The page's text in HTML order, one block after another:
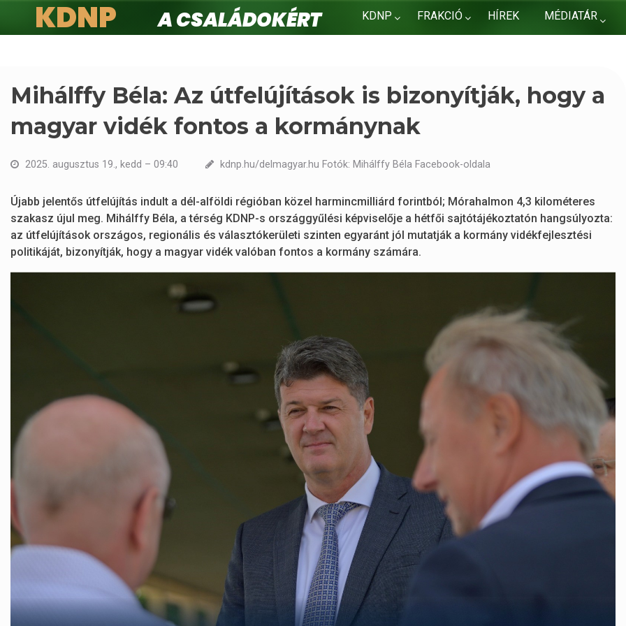
KDNP FRAKCIÓ HÍREK MÉDIATÁR
KDNP
A családokért.
Mihálffy Béla: Az útfelújítások is bizonyítják, hogy a
magyar vidék fontos a kormánynak
2025. augusztus 19., kedd – 09:40 kdnp.hu/delmagyar.hu Fotók: Mihálffy Béla Facebook-oldala
Újabb jelentős útfelújítás indult a dél-alföldi régióban közel harmincmilliárd forintból; Mórahalmon 4,3 kilométeres
szakasz újul meg. Mihálffy Béla, a térség KDNP-s országgyűlési képviselője a hétfői sajtótájékoztatón hangsúlyozta:
az útfelújítások országos, regionális és választókerületi szinten egyaránt jól mutatják a kormány vidékfejlesztési
politikáját, bizonyítják, hogy a magyar vidék valóban fontos a kormány számára.